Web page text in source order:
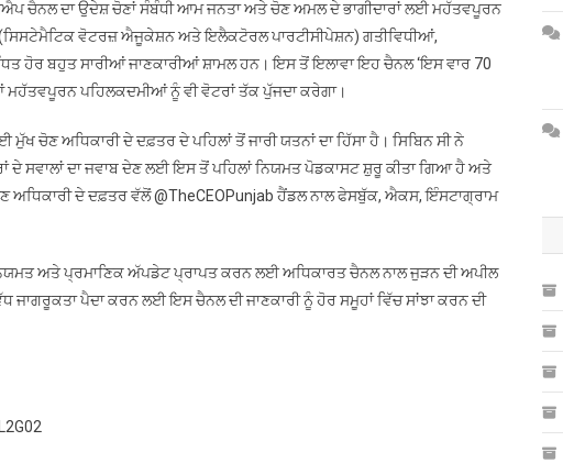
ਚੈਨਲ ਦਾ ਉਦੇਸ਼ ਚੋਣਾਂ ਸੰਬੰਧੀ ਆਮ ਜਨਤਾ ਅਤੇ ਚੋਣ ਅਮਲ ਦੇ ਭਾਗੀਦਾਰਾਂ ਲਈ ਮਹੱਤਵਪੂਰਨ
(ਸਿਸਟੇਮੈਟਿਕ ਵੋਟਰਜ਼ ਐਜੂਕੇਸ਼ਨ ਅਤੇ ਇਲੈਕਟੋਰਲ ਪਾਰਟੀਸੀਪੇਸ਼ਨ) ਗਤੀਵਿਧੀਆਂ,
ਹੋਰ ਬਹੁਤ ਸਾਰੀਆਂ ਜਾਣਕਾਰੀਆਂ ਸ਼ਾਮਲ ਹਨ। ਇਸ ਤੋਂ ਇਲਾਵਾ ਇਹ ਚੈਨਲ ‘ਇਸ ਵਾਰ 70
ਮਹੱਤਵਪੂਰਨ ਪਹਿਲਕਦਮੀਆਂ ਨੂੰ ਵੀ ਵੋਟਰਾਂ ਤੱਕ ਪੁੱਜਦਾ ਕਰੇਗਾ।
ਚੋਣ ਅਧਿਕਾਰੀ ਦੇ ਦਫ਼ਤਰ ਦੇ ਪਹਿਲਾਂ ਤੋਂ ਜਾਰੀ ਯਤਨਾਂ ਦਾ ਹਿੱਸਾ ਹੈ। ਸਿਬਿਨ ਸੀ ਨੇ
ਸਵਾਲਾਂ ਦਾ ਜਵਾਬ ਦੇਣ ਲਈ ਇਸ ਤੋਂ ਪਹਿਲਾਂ ਨਿਯਮਤ ਪੋਡਕਾਸਟ ਸ਼ੁਰੂ ਕੀਤਾ ਗਿਆ ਹੈ ਅਤੇ
ਅਧਿਕਾਰੀ ਦੇ ਦਫ਼ਤਰ ਵੱਲੋਂ @TheCEOPunjab ਹੈਂਡਲ ਨਾਲ ਫੇਸਬੁੱਕ, ਐਕਸ, ਇੰਸਟਾਗ੍ਰਾਮ
ਅਤੇ ਪ੍ਰਮਾਣਿਕ ​​ਅੱਪਡੇਟ ਪ੍ਰਾਪਤ ਕਰਨ ਲਈ ਅਧਿਕਾਰਤ ਚੈਨਲ ਨਾਲ ਜੁੜਨ ਦੀ ਅਪੀਲ
ਪੈਦਾ ਕਰਨ ਲਈ ਇਸ ਚੈਨਲ ਦੀ ਜਾਣਕਾਰੀ ਨੂੰ ਹੋਰ ਸਮੂਹਾਂ ਵਿੱਚ ਸਾਂਝਾ ਕਰਨ ਦੀ